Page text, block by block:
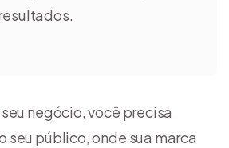
negócio, você precisa
seu público, onde sua marca